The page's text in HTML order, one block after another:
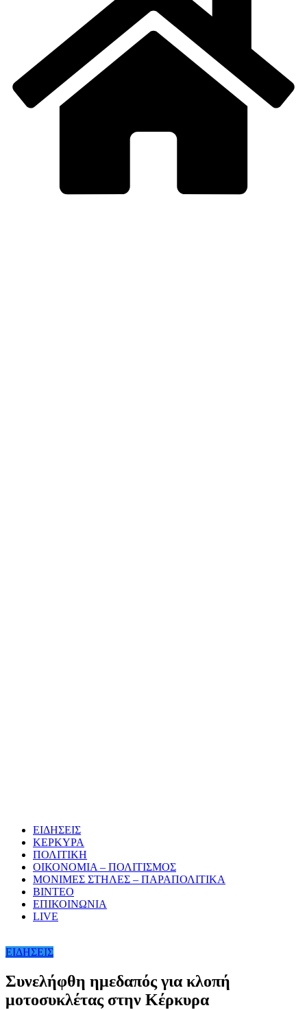
ΕΙΔΗΣΕΙΣ
ΚΕΡΚΥΡΑ
ΠΟΛΙΤΙΚΗ
ΟΙΚΟΝΟΜΙΑ – ΠΟΛΙΤΙΣΜΟΣ
ΜΟΝΙΜΕΣ ΣΤΗΛΕΣ – ΠΑΡΑΠΟΛΙΤΙΚΑ
ΒΙΝΤΕΟ
ΕΠΙΚΟΙΝΩΝΙΑ
LIVE
ΕΙΔΗΣΕΙΣ
Συνελήφθη ημεδαπός για κλοπή
μοτοσυκλέτας στην Κέρκυρα